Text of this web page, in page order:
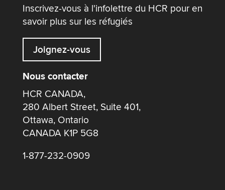
Inscrivez-vous à l'infolettre du HCR pour en
savoir plus sur les réfugiés
Joignez-vous
Nous contacter
HCR CANADA,
280 Albert Street, Suite 401,
Ottawa, Ontario
CANADA K1P 5G8
1-877-232-0909